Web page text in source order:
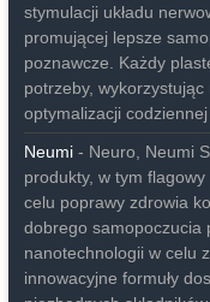
stymulacji układu
promującej lepsze
poznawcze. Każdy
potrzeby,
optymalizacji
Neumi- Neuro, Neumi
produkty, w tym
celu poprawy zdrowia
dobrego samopoczucia
nanotechnologii w celu
innowacyjne formuły